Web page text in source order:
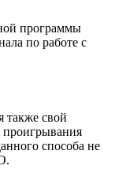
программы
по работе с
также свой
проигрывания
способа не